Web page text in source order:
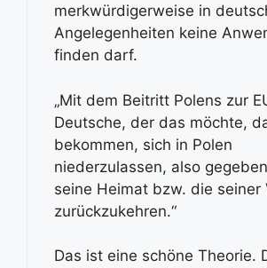
merkwürdigerweise in
Angelegenheiten keine
finden darf.
„Mit dem Beitritt Polens zur
Deutsche, der das möchte,
bekommen, sich in Polen
niederzulassen, also
seine Heimat bzw. die seiner
zurückzukehren.“
Das ist eine schöne Theorie.